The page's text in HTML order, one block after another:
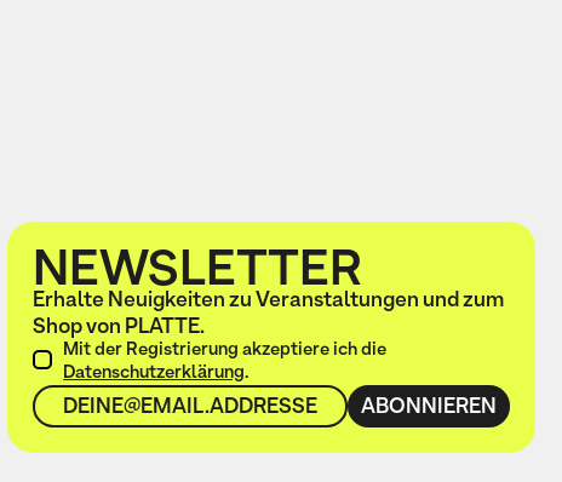
NEWSLETTER
Erhalte Neuigkeiten zu Veranstaltungen und zum
Shop von PLATTE.
Mit der Registrierung akzeptiere ich die
Datenschutzerklärung.